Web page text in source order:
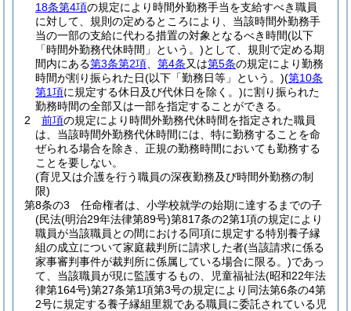
18条第4項の規定により時間外勤務手当を支給すべき職員
に対して、規則の定めるところにより、当該時間外勤務手
当の一部の支給に代わる措置の対象となるべき時間(以下
「時間外勤務代休時間」という。)として、規則で定める期
間内にある第3条第2項 第4条又は第5条の規定により勤務
時間が割り振られた日(以下「勤務日等」という。)(第10条
第1項に規定する休日及び代休日を除く。)に割り振られた
勤務時間の全部又は一部を指定することができる。
2
前項の規定により時間外勤務代休時間を指定された職員
は、当該時間外勤務代休時間には、特に勤務することを命
ぜられる場合を除き、正規の勤務時間においても勤務する
ことを要しない。
(育児又は介護を行う職員の深夜勤務及び時間外勤務の制
限)
第8条の3
任命権者は、小学校就学の始期に達するまでの子
(民法(明治29年法律第89号)第817条の2第1項の規定により
職員が当該職員との間における同項に規定する特別養子縁
組の成立について家庭裁判所に請求した者(当該請求に係る
家事審判事件が裁判所に係属している場合に限る。)であっ
て、当該職員が現に監護するもの、児童福祉法(昭和22年法
律第164号)第27条第1項第3号の規定により同法第6条の4第
2号に規定する養子縁組里親である職員に委託されている児